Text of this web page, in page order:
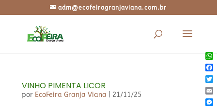
adm@ecofeiragranjaviana.com.br
VINHO PIMENTA LICOR
por EcoFeira Granja Viana 21/11/25